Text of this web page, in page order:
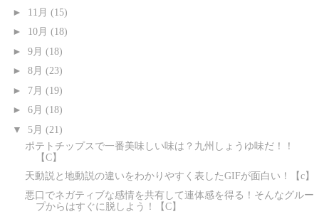
► 11月 (15)
► 10月 (18)
► 9月 (18)
► 8月 (23)
► 7月 (19)
► 6月 (18)
▼ 5月 (21)
ポテトチップスで一番美味しい味は？九州しょうゆ味だ！！
【C】
天動説と地動説の違いをわかりやすく表したGIFが面白い！【c】
悪口でネガティブな感情を共有して連体感を得る！そんなグルー
プからはすぐに脱しよう！【C】